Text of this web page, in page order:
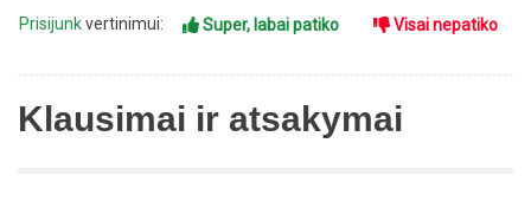
Prisijunkvertinimui: Super, labai patiko Visai nepatiko
Klausimai ir atsakymai